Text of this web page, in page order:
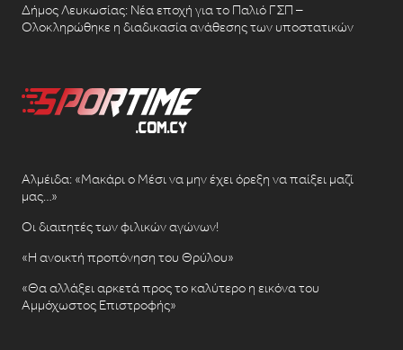
Δήμος Λευκωσίας: Νέα εποχή για το Παλιό ΓΣΠ –
Ολοκληρώθηκε η διαδικασία ανάθεσης των υποστατικών
Αλμέιδα: «Μακάρι ο Μέσι να μην έχει όρεξη να παίξει μαζί
μας…»
Οι διαιτητές των φιλικών αγώνων!
«Η ανοικτή προπόνηση του Θρύλου»
«Θα αλλάξει αρκετά προς το καλύτερο η εικόνα του
Αμμόχωστος Επιστροφής»